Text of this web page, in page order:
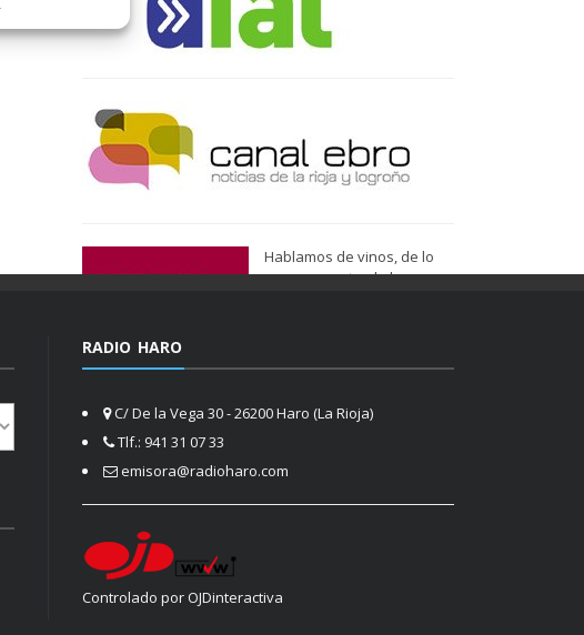
Hablamos de vinos, de lo
que nos gusta, de lo que
RADIO HARO
C/ De la Vega 30 - 26200 Haro (La Rioja)
Tlf.: 941 31 07 33
emisora@radioharo.com
Controlado por OJDinteractiva